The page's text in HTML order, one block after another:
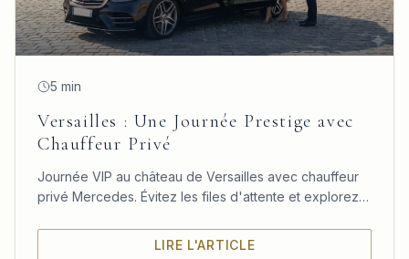
5 min
Versailles : Une Journée Prestige avec
Chauffeur Privé
Journée VIP au château de Versailles avec chauffeur
privé Mercedes. Évitez les files d'attente et explorez
LIRE L'ARTICLE